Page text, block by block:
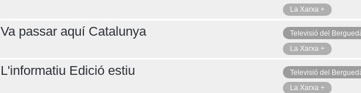
La Xarxa +
Va passar aquí Catalunya
Televisió del
La Xarxa +
L'informatiu Edició estiu
Televisió del
La Xarxa +